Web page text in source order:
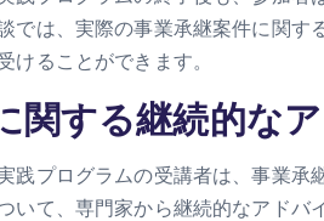
では、実際の事業承継案件に関
けることができます。
関する継続的な
践プログラムの受講者は、事業
いて、専門家から継続的なアドバ